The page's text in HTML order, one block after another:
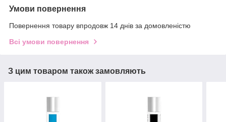
Умови повернення
Повернення товару впродовж 14 днів за домовленістю
Всі умови повернення
З цим товаром також замовляють